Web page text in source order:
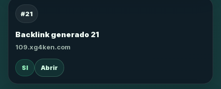
#21
Backlink generado 21
109.xg4ken.com
SI Abrir